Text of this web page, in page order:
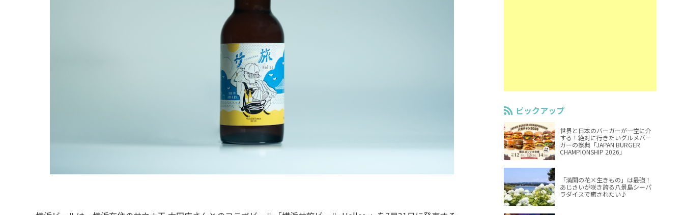
ピックアップ
世界と日本のバーガーが一堂に介
する！絶対に行きたいグルメバー
ガーの祭典「JAPAN BURGER
CHAMPIONSHIP 2026」
「満開の花×生きもの」は最強！
あじさいが咲き誇る八景島シーパ
ラダイスで癒されたい♪